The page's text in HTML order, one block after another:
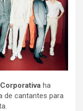
ha
de cantantes para